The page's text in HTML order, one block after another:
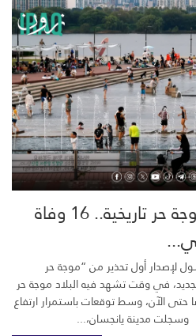
كوريا الجنوبية تواجه موجة حر تاريخية.. 16 وفاة
لإصدار أول تحذير من “موجة حر
في وقت تشهد فيه البلاد موجة حر
أودت بحياة 16 شخصًا حتى الآن، وسط توقعات باستمرار ارتفاع
وسجلت مدينة يانجسان،...